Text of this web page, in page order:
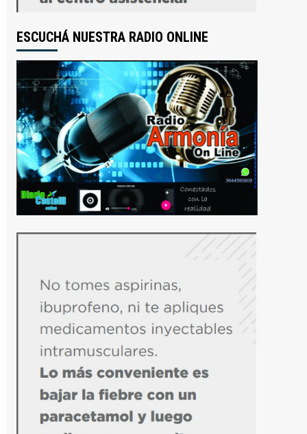
ESCUCHÁ NUESTRA RADIO ONLINE